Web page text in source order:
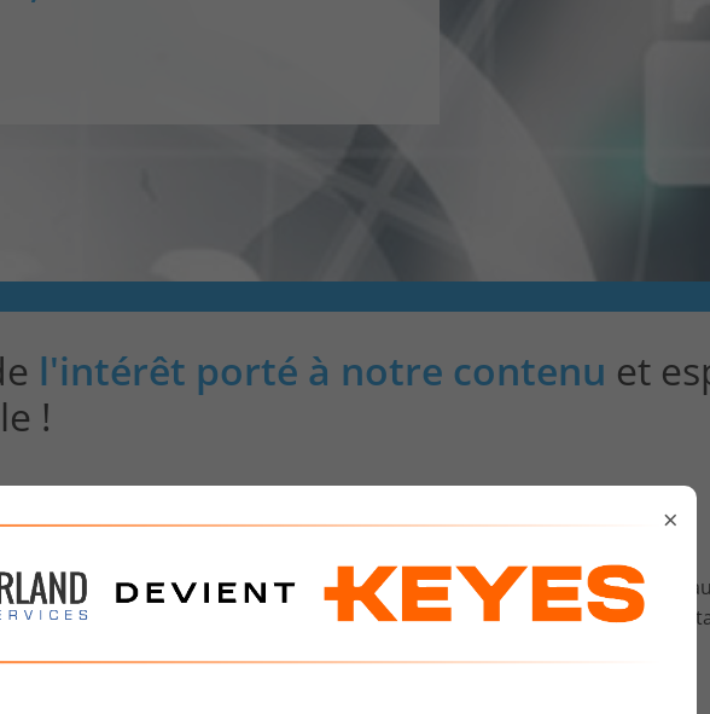
×
l'intérêt porté à notre contenu et
!
la transformation digitale, n’hésitez pas à télécharger d’autres fiches tout
peut vous apporter Computerland dans l’aide à votre transformation